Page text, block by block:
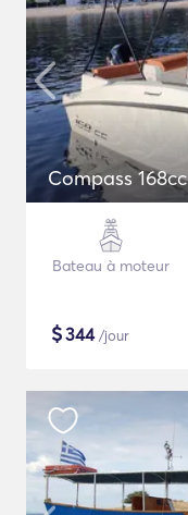
Compass 168cc
Bateau à moteur
$344/jour